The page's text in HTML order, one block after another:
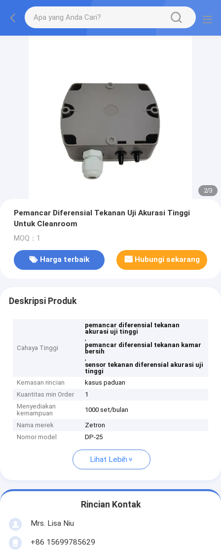
2/3
Pemancar Diferensial Tekanan Uji Akurasi Tinggi
Untuk Cleanroom
MOQ：1
Harga terbaik Hubungi sekarang
Deskripsi Produk
Cahaya Tinggi
pemancar diferensial tekanan
akurasi uji tinggi
,
pemancar diferensial tekanan kamar
bersih
,
sensor tekanan diferensial akurasi uji
tinggi
Kemasan rincian
kasus paduan
Kuantitas min Order
1
Menyediakan
kemampuan
1000 set/bulan
Nama merek
Zetron
Nomor model
DP-25
Lihat Lebih
Rincian Kontak
Mrs. Lisa Niu
+86 15699785629